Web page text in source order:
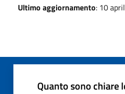
Ultimo aggiornamento: 10
Quanto sono chiare